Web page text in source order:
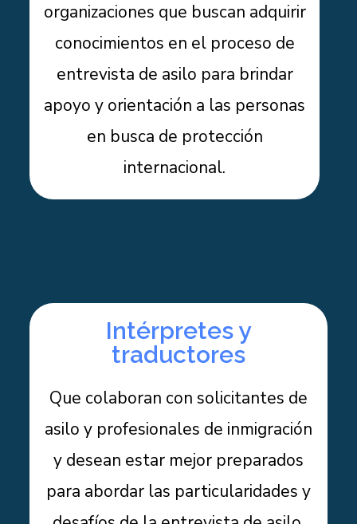
organizaciones que buscan adquirir
conocimientos en el proceso de
entrevista de asilo para brindar
apoyo y orientación a las personas
en busca de protección
internacional.
Intérpretes y
traductores
Que colaboran con solicitantes de
asilo y profesionales de inmigración
y desean estar mejor preparados
para abordar las particularidades y